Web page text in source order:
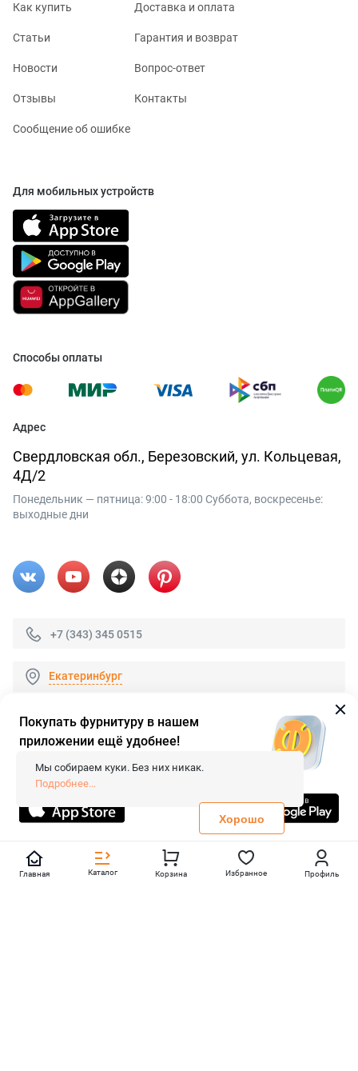
Как купить Доставка и оплата
Статьи Гарантия и возврат
Новости Вопрос-ответ
Отзывы Контакты
Сообщение об ошибке
Для мобильных устройств
Способы оплаты
Адрес
Свердловская обл., Березовский, ул. Кольцевая,
4Д/2
Понедельник — пятница: 9:00 - 18:00 Суббота, воскресенье:
выходные дни
+7 (343) 345 0515
Екатеринбург
© 2026 «FieraShop.ru»
Сопровождение сайта
- Вебформат.
Все права защищены.
Не является публичной офертой
Политика конфиденциальности
Главная Каталог Корзина Избранное Профиль
Покупать фурнитуру в нашем
приложении ещё удобнее!
Мы собираем куки. Без них никак.
Подробнее...
Хорошо